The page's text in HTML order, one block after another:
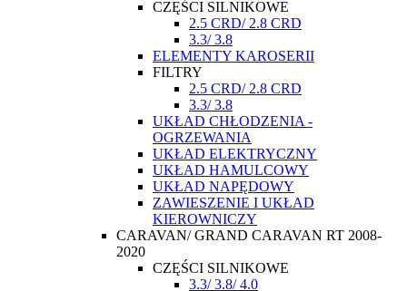
CZĘŚCI SILNIKOWE
2.5 CRD/ 2.8 CRD
3.3/ 3.8
ELEMENTY KAROSERII
FILTRY
2.5 CRD/ 2.8 CRD
3.3/ 3.8
UKŁAD CHŁODZENIA -
OGRZEWANIA
UKŁAD ELEKTRYCZNY
UKŁAD HAMULCOWY
UKŁAD NAPĘDOWY
ZAWIESZENIE I UKŁAD
KIEROWNICZY
CARAVAN/ GRAND CARAVAN RT 2008-
2020
CZĘŚCI SILNIKOWE
3.3/ 3.8/ 4.0